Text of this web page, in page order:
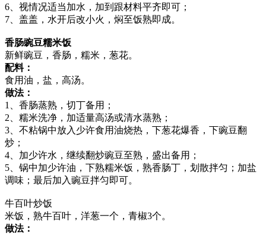
6、视情况适当加水，加到跟材料平齐即可；
7、盖盖，水开后改小火，焖至饭熟即成。
香肠豌豆糯米饭
新鲜豌豆，香肠，糯米，葱花。
配料：
食用油，盐，高汤。
做法：
1、香肠蒸熟，切丁备用；
2、糯米洗净，加适量高汤或清水蒸熟；
3、不粘锅中放入少许食用油烧热，下葱花爆香，下豌豆翻
炒；
4、加少许水，继续翻炒豌豆至熟，盛出备用；
5、锅中加少许油，下熟糯米饭，熟香肠丁，划散拌匀；加盐
调味；最后加入豌豆拌匀即可。
牛百叶炒饭
米饭，熟牛百叶，洋葱一个，青椒3个。
做法：